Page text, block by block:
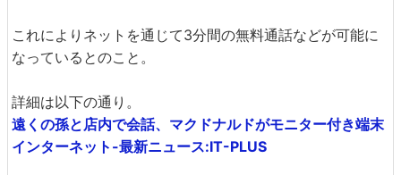
これによりネットを通じて3分間の無料通話などが可能に
なっているとのこと。
詳細は以下の通り。
遠くの孫と店内で会話、マクドナルドがモニター付き端末
インターネット-最新ニュース:IT-PLUS